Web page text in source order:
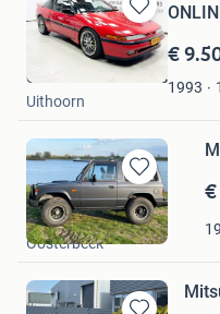
Bewaren
in
Mijn
Favorieten
€
1993
Classic Car Auctions
Uithoorn
Bewaren
in
Mijn
Favorieten
Jan
Oosterbeek